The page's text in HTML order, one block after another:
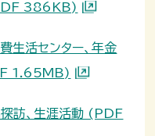
386KB)
生活センター、年金
1.65MB)
訪、生涯活動 (PDF